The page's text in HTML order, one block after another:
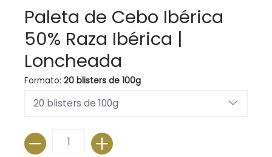
Paleta de Cebo Ibérica
50% Raza Ibérica |
Loncheada
Formato: 20 blisters de 100g
Cantidad